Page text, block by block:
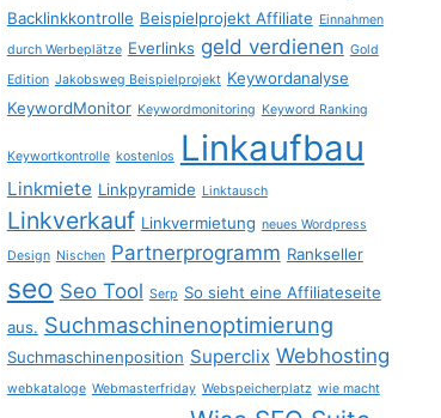
Backlinkkontrolle Beispielprojekt Affiliate Einnahmen
durch Werbeplätze Everlinks geld verdienen Gold
Edition Jakobsweg Beispielprojekt Keywordanalyse
KeywordMonitor Keywordmonitoring Keyword Ranking
Keywortkontrolle kostenlos Linkaufbau
Linkmiete Linkpyramide Linktausch
Linkverkauf Linkvermietung neues Wordpress
Design Nischen Partnerprogramm Rankseller
seo Seo Tool Serp So sieht eine Affiliateseite
aus. Suchmaschinenoptimierung
Suchmaschinenposition Superclix Webhosting
webkataloge Webmasterfriday Webspeicherplatz wie macht